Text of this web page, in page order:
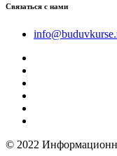
Связаться с нами
© 2022